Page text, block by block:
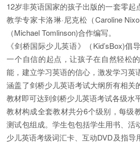
12岁非英语国家的孩子出版的一套零起
教学专家卡洛琳·尼克松（Caroline
（Michael Tomlinson)合作编写。
《剑桥国际少儿英语》（Kid’sBox)倡
一个自信的起点，让孩子在自然轻松
能，建立学习英语的信心，激发学习英
涵盖了剑桥少儿英语考试大纲所有相关
教材即可达到剑桥少儿英语考试各级水平
教材构成全套教材共分6个级别，每级
测试包组成。学生包包括学生用书、活
少儿英语考级词汇卡、互动DVD及指导